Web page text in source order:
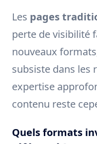
Les pages
perte de visibilité
nouveaux
subsiste dans les
expertise
contenu reste
Quels formats